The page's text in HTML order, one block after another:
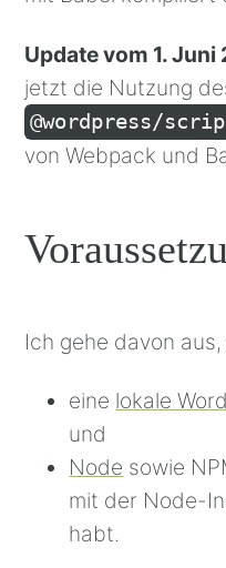
Update vom 1. Juni
jetzt die Nutzung
@wordpress/
von Webpack und
Ich gehe davon
eine lokale
und
Node sowie
mit der Node-
habt.